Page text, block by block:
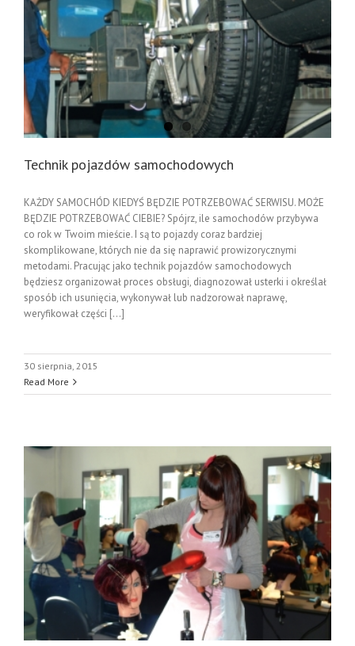
Technik pojazdów samochodowych
KAŻDY SAMOCHÓD KIEDYŚ BĘDZIE POTRZEBOWAĆ SERWISU. MOŻE
BĘDZIE POTRZEBOWAĆ CIEBIE? Spójrz, ile samochodów przybywa
co rok w Twoim mieście. I są to pojazdy coraz bardziej
skomplikowane, których nie da się naprawić prowizorycznymi
metodami. Pracując jako technik pojazdów samochodowych
będziesz organizował proces obsługi, diagnozował usterki i określał
sposób ich usunięcia, wykonywał lub nadzorował naprawę,
weryfikował części [...]
30 sierpnia, 2015
Read More